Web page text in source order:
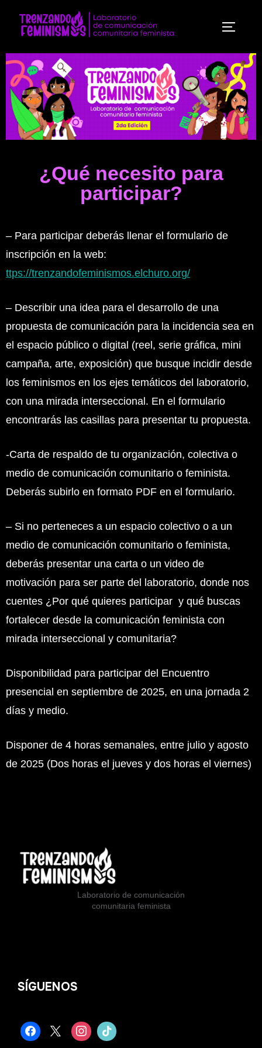
¿Qué necesito para
participar?
– Para participar deberás llenar el formulario de
inscripción en la web:
ttps://trenzandofeminismos.elchuro.org/
– Describir una idea para el desarrollo de una
propuesta de comunicación para la incidencia sea en
el espacio público o digital (reel, serie gráfica, mini
campaña, arte, exposición) que busque incidir desde
los feminismos en los ejes temáticos del laboratorio,
con una mirada interseccional. En el formulario
encontrarás las casillas para presentar tu propuesta.
-Carta de respaldo de tu organización, colectiva o
medio de comunicación comunitario o feminista.
Deberás subirlo en formato PDF en el formulario.
– Si no perteneces a un espacio colectivo o a un
medio de comunicación comunitario o feminista,
deberás presentar una carta o un video de
motivación para ser parte del laboratorio, donde nos
cuentes ¿Por qué quieres participar y qué buscas
fortalecer desde la comunicación feminista con
mirada interseccional y comunitaria?
Disponibilidad para participar del Encuentro
presencial en septiembre de 2025, en una jornada 2
días y medio.
Disponer de 4 horas semanales, entre julio y agosto
de 2025 (Dos horas el jueves y dos horas el viernes)
Laboratorio de comunicación
comunitaria feminista
SÍGUENOS